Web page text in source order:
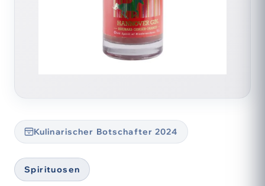
Kulinarischer Botschafter 2024
Spirituosen